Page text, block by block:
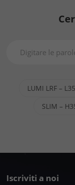
LUMI LRF –
SLIM –
Iscriviti a noi